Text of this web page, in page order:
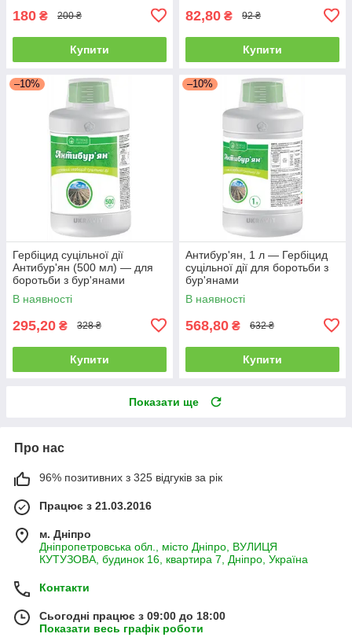
180 ₴ 200 ₴
Купити
82,80 ₴ 92 ₴
Купити
–10%
Гербіцид суцільної дії
Антибур'ян (500 мл) — для
боротьби з бур'янами
В наявності
295,20 ₴ 328 ₴
Купити
–10%
Антибур'ян, 1 л — Гербіцид
суцільної дії для боротьби з
бур'янами
В наявності
568,80 ₴ 632 ₴
Купити
Показати ще
Про нас
96% позитивних з 325 відгуків за рік
Працює з 21.03.2016
м. Дніпро
Дніпропетровська обл., місто Дніпро, ВУЛИЦЯ
КУТУЗОВА, будинок 16, квартира 7, Дніпро, Україна
Контакти
Сьогодні працює з 09:00 до 18:00
Показати весь графік роботи